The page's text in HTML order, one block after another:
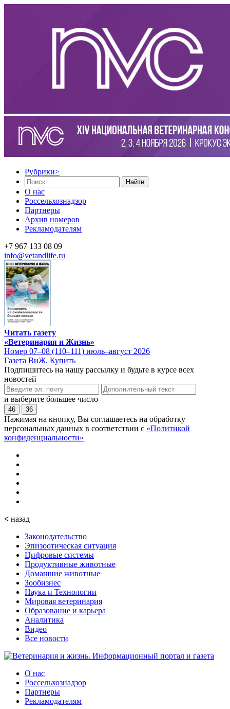
Рубрики>
Найти
О нас
Россельхознадзор
Партнеры
Архив номеров
Рекламодателям
+7 967 133 08 09
info@vetandlife.ru
Читать газету
«Ветеринария и Жизнь»
Номер 07–08 (110–111) июль–август 2026
Газета ВиЖ. Купить
Подпишитесь на нашу рассылку и будьте в курсе всех
новостей
и выберите большее число
46 36
Нажимая на кнопку, Вы соглашаетесь на обработку
персональных данных в соответствии с «Политикой
конфиденциальности»
< назад
Законодательство
Эпизоотическая ситуация
Цифровые системы
Продуктивные животные
Домашние животные
Зообизнес
Наука и Технологии
Мировая ветеринария
Образование и карьера
Аналитика
Видео
Все новости
О нас
Россельхознадзор
Партнеры
Рекламодателям